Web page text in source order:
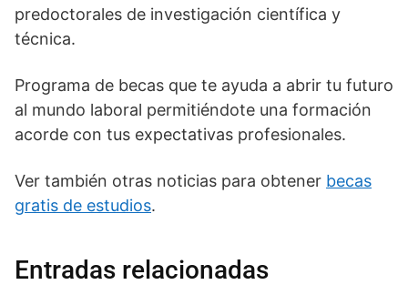
predoctorales de investigación científica y
técnica.
Programa de becas que te ayuda a abrir tu futuro
al mundo laboral permitiéndote una formación
acorde con tus expectativas profesionales.
Ver también otras noticias para obtener becas
gratis de estudios.
Entradas relacionadas